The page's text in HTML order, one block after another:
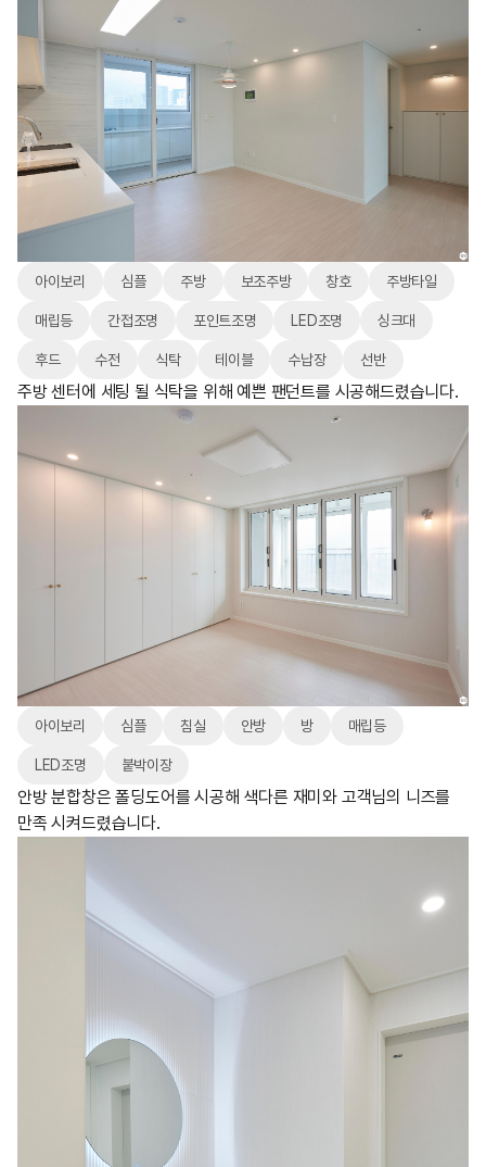
아이보리 심플 주방 보조주방 창호 주방타일
매립등 간접조명 포인트조명 LED조명 싱크대
후드 수전 식탁 테이블 수납장 선반
주방 센터에 세팅 될 식탁을 위해 예쁜 팬던트를 시공해드렸습니다.
아이보리 심플 침실 안방 방 매립등
LED조명 붙박이장
안방 분합창은 폴딩도어를 시공해 색다른 재미와 고객님의 니즈를
만족 시켜드렸습니다.